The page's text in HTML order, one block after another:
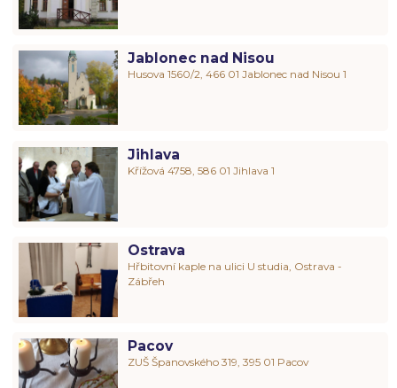
Jablonec nad Nisou
Husova 1560/2, 466 01 Jablonec nad Nisou 1
Jihlava
Křížová 4758, 586 01 Jihlava 1
Ostrava
Hřbitovní kaple na ulici U studia, Ostrava -
Zábřeh
Pacov
ZUŠ Španovského 319, 395 01 Pacov